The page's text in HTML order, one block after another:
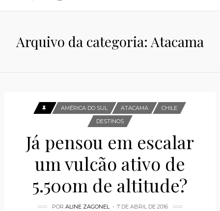
Arquivo da categoria: Atacama
AMÉRICA DO SUL ATACAMA
CHILE
DESTINOS
Já pensou em escalar
um vulcão ativo de
5.500m de altitude?
POR ALINE ZAGONEL 7 DE ABRIL DE 2016